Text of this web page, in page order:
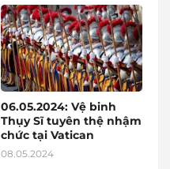
06.05.2024: Vệ binh
Thụy Sĩ tuyên thệ nhậm
chức tại Vatican
08.05.2024